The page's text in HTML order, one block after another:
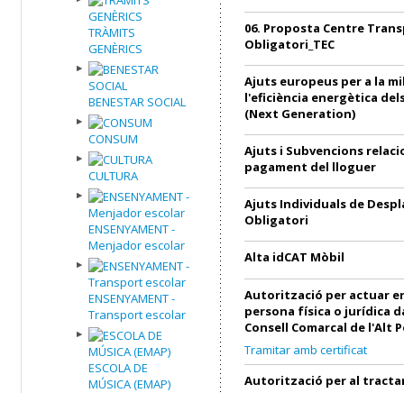
TRÀMITS
GENÈRICS
BENESTAR SOCIAL
CONSUM
CULTURA
ENSENYAMENT -
Menjador escolar
ENSENYAMENT -
Transport escolar
ESCOLA DE
MÚSICA (EMAP)
06. Proposta Centre
Obligatori_TEC
Ajuts europeus per a la
l'eficiència energètica
(Next Generation)
Ajuts i Subvencions
pagament del lloguer
Ajuts Individuals de
Obligatori
Alta idCAT Mòbil
Autorització per actuar
persona física o jurídica
Consell Comarcal de l'Alt
Tramitar amb certificat
Autorització per al